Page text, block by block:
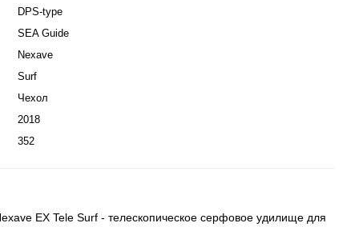
DPS-type
SEA Guide
Nexave
Surf
Чехол
2018
352
EX Tele Surf - телескопическое серфовое удилище для